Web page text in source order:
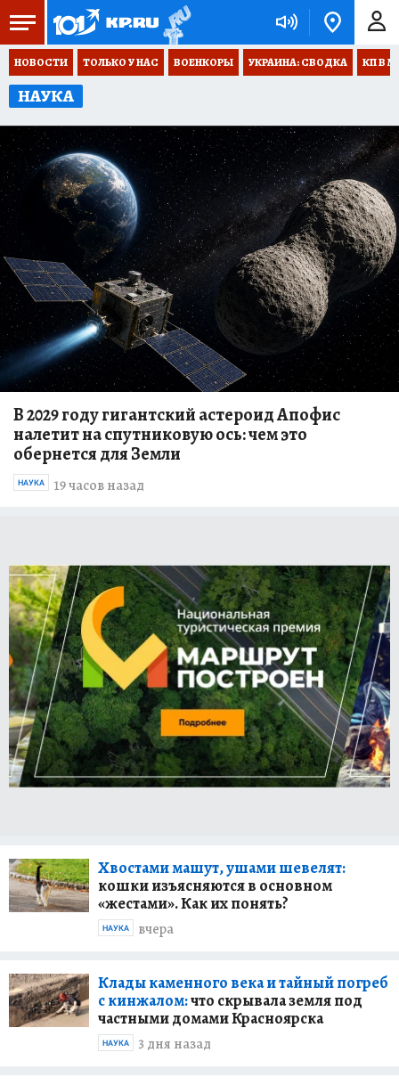
НОВОСТИ ТОЛЬКО У НАС ВОЕНКОРЫ УКРАИНА: СВОДКА КП В
НАУКА
В 2029 году гигантский астероид Апофис
налетит на спутниковую ось: чем это
обернется для Земли
19 часов назад
НАУКА
Хвостами машут, ушами шевелят:
кошки изъясняются в основном
«жестами». Как их понять?
вчера
НАУКА
Клады каменного века и тайный погреб
с кинжалом:что скрывала земля под
частными домами Красноярска
3 дня назад
НАУКА